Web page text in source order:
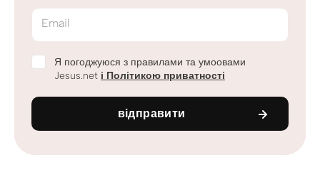
Email
Я погоджуюся з правилами та умоовами
Jesus.net і Політикою приватності
відправити